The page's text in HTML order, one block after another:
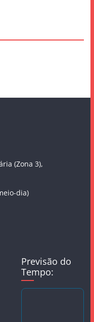
(Zona 3),
dia)
Previsão do
Tempo: